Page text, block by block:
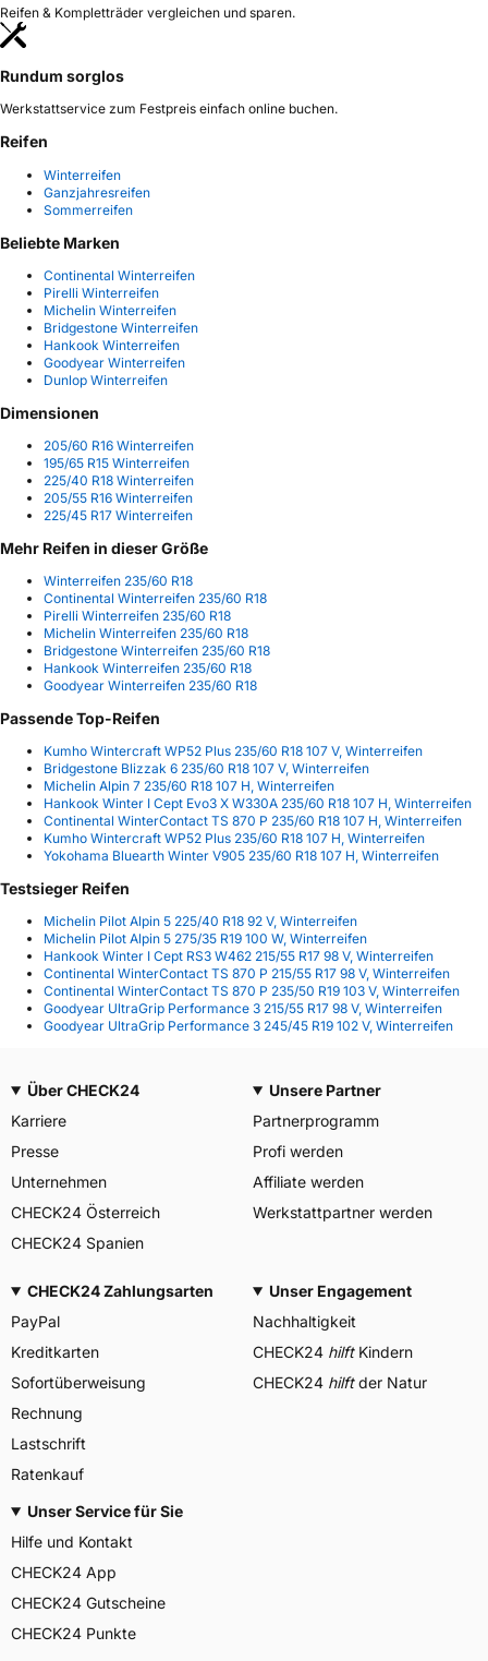
Reifen & Kompletträder vergleichen und sparen.
Rundum sorglos
Werkstattservice zum Festpreis einfach online buchen.
Reifen
Winterreifen
Ganzjahresreifen
Sommerreifen
Beliebte Marken
Continental Winterreifen
Pirelli Winterreifen
Michelin Winterreifen
Bridgestone Winterreifen
Hankook Winterreifen
Goodyear Winterreifen
Dunlop Winterreifen
Dimensionen
205/60 R16 Winterreifen
195/65 R15 Winterreifen
225/40 R18 Winterreifen
205/55 R16 Winterreifen
225/45 R17 Winterreifen
Mehr Reifen in dieser Größe
Winterreifen 235/60 R18
Continental Winterreifen 235/60 R18
Pirelli Winterreifen 235/60 R18
Michelin Winterreifen 235/60 R18
Bridgestone Winterreifen 235/60 R18
Hankook Winterreifen 235/60 R18
Goodyear Winterreifen 235/60 R18
Passende Top-Reifen
Kumho Wintercraft WP52 Plus 235/60 R18 107 V, Winterreifen
Bridgestone Blizzak 6 235/60 R18 107 V, Winterreifen
Michelin Alpin 7 235/60 R18 107 H, Winterreifen
Hankook Winter I Cept Evo3 X W330A 235/60 R18 107 H, Winterreifen
Continental WinterContact TS 870 P 235/60 R18 107 H, Winterreifen
Kumho Wintercraft WP52 Plus 235/60 R18 107 H, Winterreifen
Yokohama Bluearth Winter V905 235/60 R18 107 H, Winterreifen
Testsieger Reifen
Michelin Pilot Alpin 5 225/40 R18 92 V, Winterreifen
Michelin Pilot Alpin 5 275/35 R19 100 W, Winterreifen
Hankook Winter I Cept RS3 W462 215/55 R17 98 V, Winterreifen
Continental WinterContact TS 870 P 215/55 R17 98 V, Winterreifen
Continental WinterContact TS 870 P 235/50 R19 103 V, Winterreifen
Goodyear UltraGrip Performance 3 215/55 R17 98 V, Winterreifen
Goodyear UltraGrip Performance 3 245/45 R19 102 V, Winterreifen
Über CHECK24
Karriere
Presse
Unternehmen
CHECK24 Österreich
CHECK24 Spanien
Unsere Partner
Partnerprogramm
Profi werden
Affiliate werden
Werkstattpartner werden
CHECK24 Zahlungsarten
PayPal
Kreditkarten
Sofortüberweisung
Rechnung
Lastschrift
Ratenkauf
Unser Engagement
Nachhaltigkeit
CHECK24 hilftKindern
CHECK24 hilftder Natur
Unser Service für Sie
Hilfe und Kontakt
CHECK24 App
CHECK24 Gutscheine
CHECK24 Punkte